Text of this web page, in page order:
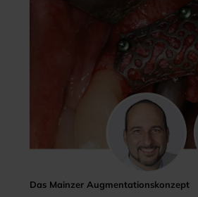
Das Mainzer Augmentationskonzept